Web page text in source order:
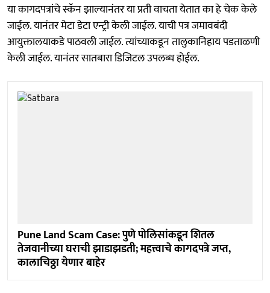
या कागदपत्रांचे स्कॅन झाल्यानंतर या प्रती वाचता येतात का हे चेक केले
जाईल. यानंतर मेटा डेटा एन्ट्री केली जाईल. याची पत्र जमावबंदी
आयुक्तालयाकडे पाठवली जाईल. त्यांच्याकडून तालुकानिहाय पडताळणी
केली जाईल. यानंतर सातबारा डिजिटल उपलब्ध होईल.
Pune Land Scam Case: पुणे पोलिसांकडून शितल
तेजवानीच्या घराची झाडाझडती; महत्त्वाचे कागदपत्रे जप्त,
कालाचिठ्ठा येणार बाहेर